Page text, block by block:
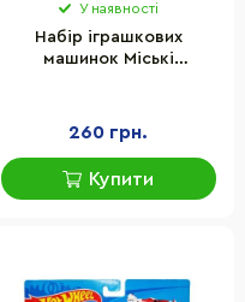
У наявності
Набір іграшкових
машинок Міські
машинки в комплекті
260 грн.
Купити